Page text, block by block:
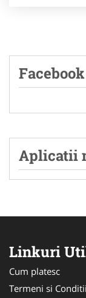
Facebook
Aplicatii
Linkuri
Cum platesc
Termeni si Conditii